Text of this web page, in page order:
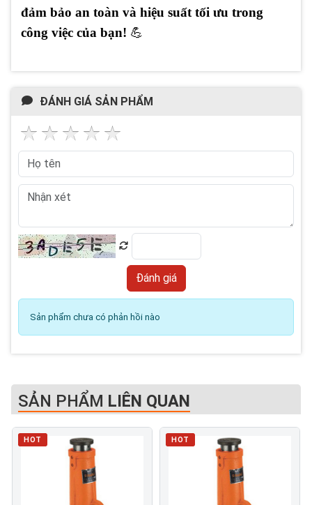
đảm bảo an toàn và hiệu suất tối ưu trong
công việc của bạn! 💪
ĐÁNH GIÁ SẢN PHẨM
Sản phẩm chưa có phản hồi nào
SẢN PHẨM LIÊN QUAN
HOT HOT